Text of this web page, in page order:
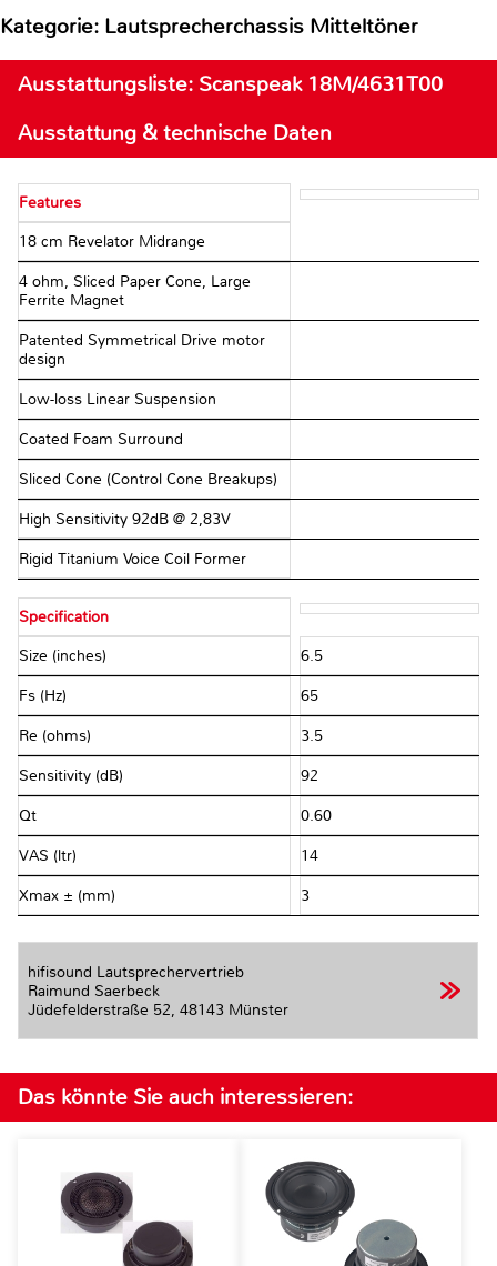
Kategorie: Lautsprecherchassis Mitteltöner
Ausstattungsliste: Scanspeak 18M/4631T00
Ausstattung & technische Daten
Features
18 cm Revelator Midrange
4 ohm, Sliced Paper Cone, Large
Ferrite Magnet
Patented Symmetrical Drive motor
design
Low-loss Linear Suspension
Coated Foam Surround
Sliced Cone (Control Cone Breakups)
High Sensitivity 92dB @ 2,83V
Rigid Titanium Voice Coil Former
Specification
Size (inches) 6.5
Fs (Hz) 65
Re (ohms) 3.5
Sensitivity (dB) 92
Qt 0.60
VAS (ltr) 14
Xmax ± (mm) 3
hifisound Lautsprechervertrieb
Raimund Saerbeck
Jüdefelderstraße 52, 48143 Münster
Das könnte Sie auch interessieren: